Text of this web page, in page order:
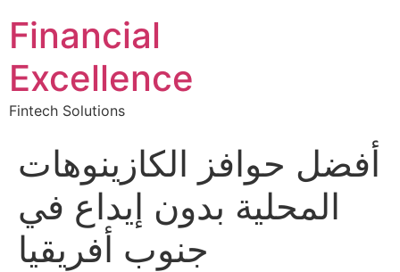
Financial
Excellence
Fintech Solutions
أفضل حوافز الكازينوهات
المحلية بدون إيداع في
جنوب أفريقيا